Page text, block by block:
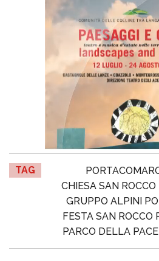
TAG
CHIESA SAN
GRUPPO ALPINI
FESTA SAN ROCCO
PARCO DELLA